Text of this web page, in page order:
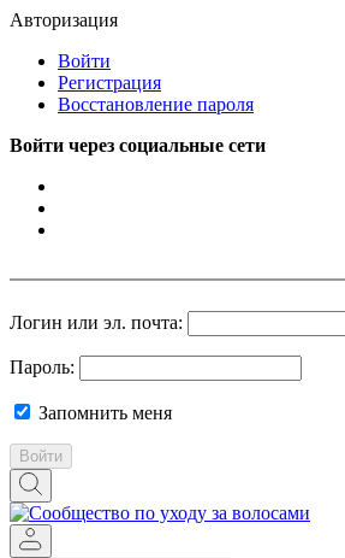
Авторизация
Войти
Регистрация
Восстановление пароля
Войти через социальные сети
Логин или эл. почта:
Пароль:
Запомнить меня
Войти